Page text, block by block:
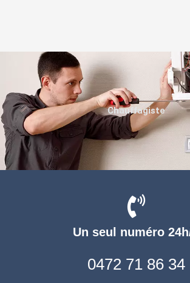
Un seul numéro
0472 71 86 34
Chauffagiste